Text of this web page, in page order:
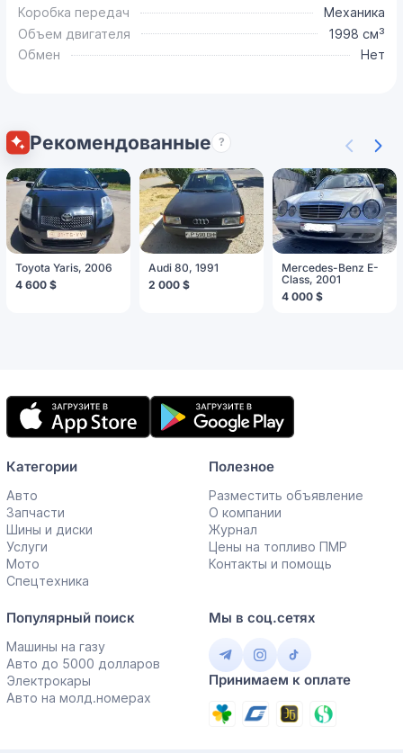
Коробка передач
Механика
Объем двигателя
1998 см³
Обмен
Нет
Рекомендованные ?
Toyota Yaris, 2006
4 600 $
Audi 80, 1991
2 000 $
Mercedes-Benz E-
Class, 2001
4 000 $
Мобильное
приложение
Категории
Авто
Запчасти
Шины и диски
Услуги
Мото
Спецтехника
Полезное
Разместить объявление
О компании
Журнал
Цены на топливо ПМР
Контакты и помощь
Популярный поиск
Машины на газу
Авто до 5000 долларов
Электрокары
Авто на молд.номерах
Мы в соц.сетях
Принимаем к оплате